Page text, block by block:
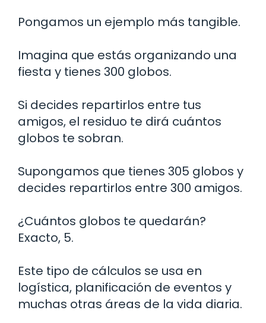
Pongamos un ejemplo más tangible.
Imagina que estás organizando una
fiesta y tienes 300 globos.
Si decides repartirlos entre tus
amigos, el residuo te dirá cuántos
globos te sobran.
Supongamos que tienes 305 globos y
decides repartirlos entre 300 amigos.
¿Cuántos globos te quedarán?
Exacto, 5.
Este tipo de cálculos se usa en
logística, planificación de eventos y
muchas otras áreas de la vida diaria.